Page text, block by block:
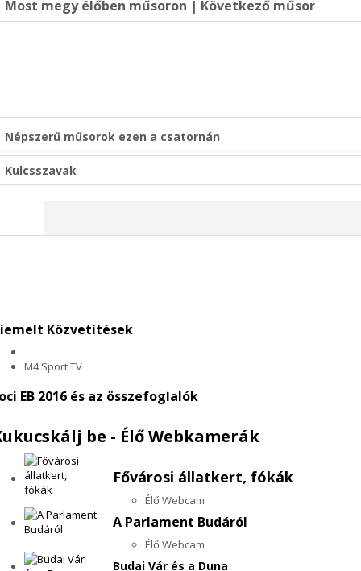
Most megy élőben műsoron | Következő műsor
Népszerű műsorok ezen a csatornán
Kulcsszavak
Közvetítések
M4 Sport TV
EB 2016 és az összefoglalók
be - Élő Webkamerák
Fővárosi állatkert, fókák
Élő Webcam
A Parlament Budáról
Élő Webcam
Budai Vár és a Duna